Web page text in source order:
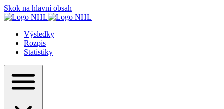
Skok na hlavní obsah
Výsledky
Rozpis
Statistiky